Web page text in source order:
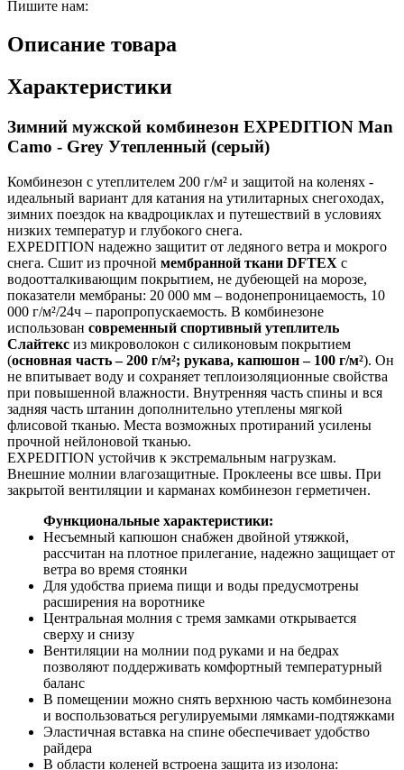
Пишите нам:
Описание товара
Характеристики
Зимний мужской комбинезон EXPEDITION Man
Camo - Grey Утепленный (серый)
Комбинезон с утеплителем 200 г/м² и защитой на коленях -
идеальный вариант для катания на утилитарных снегоходах,
зимних поездок на квадроциклах и путешествий в условиях
низких температур и глубокого снега.
EXPEDITION надежно защитит от ледяного ветра и мокрого
снега. Сшит из прочной мембранной ткани DFTEX с
водоотталкивающим покрытием, не дубеющей на морозе,
показатели мембраны: 20 000 мм – водонепроницаемость, 10
000 г/м²/24ч – паропропускаемость. В комбинезоне
использован современный спортивный утеплитель
Слайтекс из микроволокон с силиконовым покрытием
(основная часть – 200 г/м²; рукава, капюшон – 100 г/м²). Он
не впитывает воду и сохраняет теплоизоляционные свойства
при повышенной влажности. Внутренняя часть спины и вся
задняя часть штанин дополнительно утеплены мягкой
флисовой тканью. Места возможных протираний усилены
прочной нейлоновой тканью.
EXPEDITION устойчив к экстремальным нагрузкам.
Внешние молнии влагозащитные. Проклеены все швы. При
закрытой вентиляции и карманах комбинезон герметичен.
Функциональные характеристики:
Несъемный капюшон снабжен двойной утяжкой,
рассчитан на плотное прилегание, надежно защищает от
ветра во время стоянки
Для удобства приема пищи и воды предусмотрены
расширения на воротнике
Центральная молния с тремя замками открывается
сверху и снизу
Вентиляции на молнии под руками и на бедрах
позволяют поддерживать комфортный температурный
баланс
В помещении можно снять верхнюю часть комбинезона
и воспользоваться регулируемыми лямками-подтяжками
Эластичная вставка на спине обеспечивает удобство
райдера
В области коленей встроена защита из изолона: